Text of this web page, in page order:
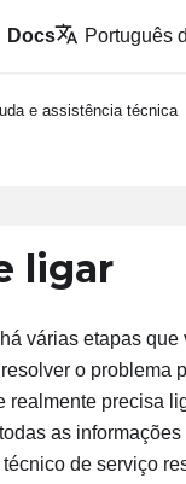
Docs Português
e assistência técnica
ligar
várias etapas que
o problema
realmente precisa
as
de serviço